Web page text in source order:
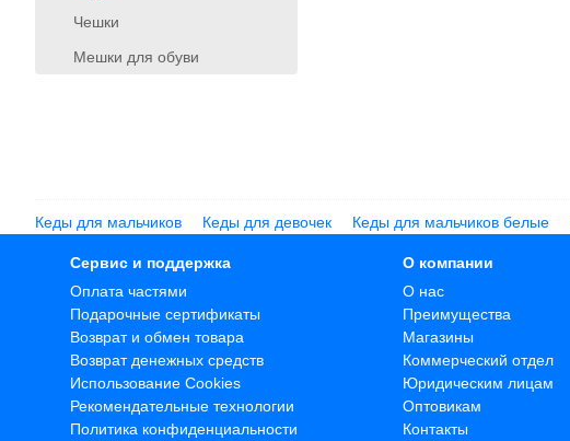
Чешки
Мешки для обуви
Кеды для мальчиков Кеды для девочек Кеды для мальчиков белые
Сервис и поддержка
Оплата частями
Подарочные сертификаты
Возврат и обмен товара
Возврат денежных средств
Использование Cookies
Рекомендательные технологии
Политика конфиденциальности
О компании
О нас
Преимущества
Магазины
Коммерческий отдел
Юридическим лицам
Оптовикам
Контакты